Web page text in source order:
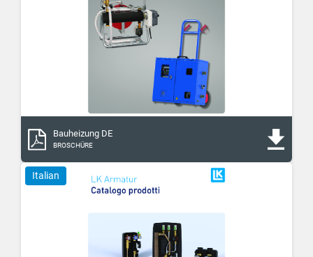
Bauheizung DE
BROSCHÜRE
Italian